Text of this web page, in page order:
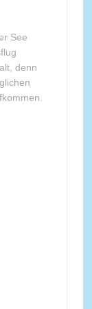
See
denn